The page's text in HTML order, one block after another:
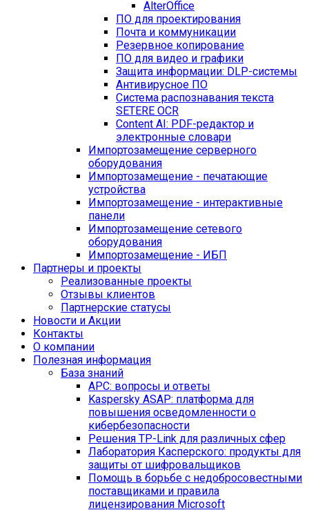
AlterOffice
ПО для проектирования
Почта и коммуникации
Резервное копирование
ПО для видео и графики
Защита информации: DLP-системы
Антивирусное ПО
Система распознавания текста
SETERE OCR
Content AI: PDF-редактор и
электронные словари
Импортозамещение серверного
оборудования
Импортозамещение - печатающие
устройства
Импортозамещение - интерактивные
панели
Импортозамещение сетевого
оборудования
Импортозамещение - ИБП
Партнеры и проекты
Реализованные проекты
Отзывы клиентов
Партнерские статусы
Новости и Акции
Контакты
O компании
Полезная информация
База знаний
APC: вопросы и ответы
Kaspersky ASAP: платформа для
повышения осведомленности о
кибербезопасности
Решения TP-Link для различных сфер
Лаборатория Касперского: продукты для
защиты от шифровальщиков
Помощь в борьбе с недобросовестными
поставщиками и правила
лицензирования Microsoft